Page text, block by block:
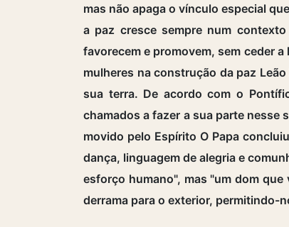
mas não apaga o vínculo especial
a paz cresce sempre num
favorecem e promovem, sem ceder
mulheres na construção da paz
sua terra. De acordo com o
chamados a fazer a sua parte nesse
movido pelo Espírito O Papa
dança, linguagem de alegria e
esforço humano", mas "um dom
derrama para o exterior, permitindo-